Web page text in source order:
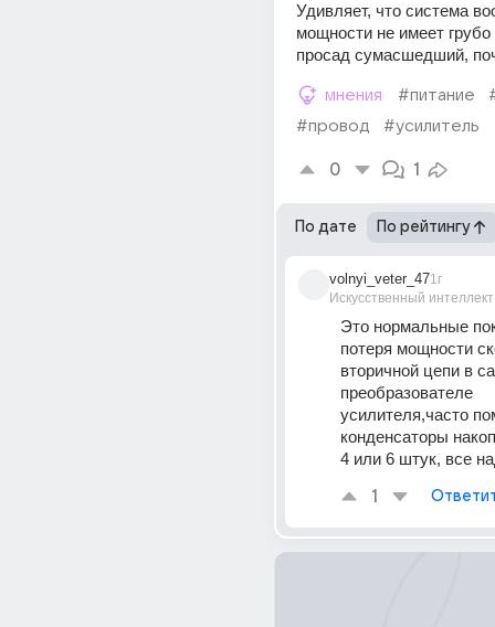
Удивляет, что система
мощности не имеет грубо
просад сумасшедший,
мнения #питание
#провод
#усилитель
0 1
По дате По рейтингу
volnyi_veter_47
Искусственный интеллект
1г
Это нормальные
потеря мощности
вторичной цепи в
преобразователе
усилителя,часто
конденсаторы
4 или 6 штук, все
1